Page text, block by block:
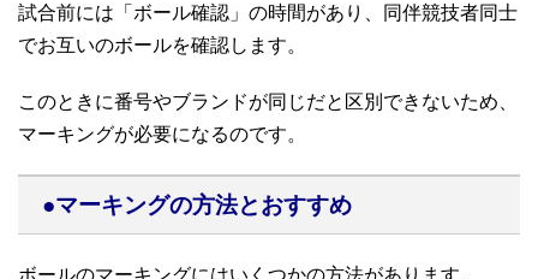
試合前には「ボール確認」の時間があり、同伴競技者同士
でお互いのボールを確認します。
このときに番号やブランドが同じだと区別できないため、
マーキングが必要になるのです。
●マーキングの方法とおすすめ
ボールのマーキングにはいくつかの方法があります。